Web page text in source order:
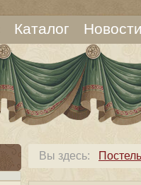
Каталог Новости
Вы здесь: